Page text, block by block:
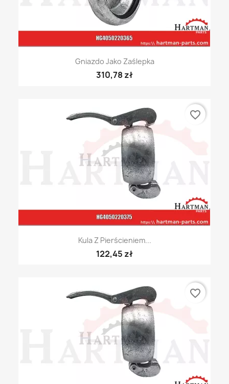
Gniazdo Jako Zaślepka
310,78 zł
Kula Z Pierścieniem...
122,45 zł
favorite_border
favorite_border